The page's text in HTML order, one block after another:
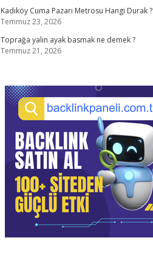
Kadıköy Cuma Pazarı Metrosu Hangi Durak ?
Temmuz 23, 2026
Toprağa yalın ayak basmak ne demek ?
Temmuz 21, 2026